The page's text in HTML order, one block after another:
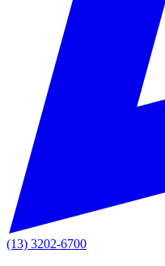
(13) 3202-6700